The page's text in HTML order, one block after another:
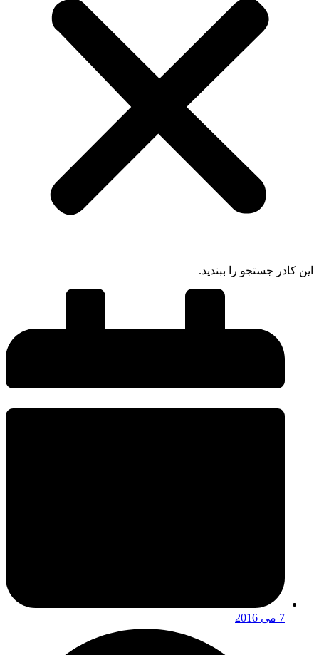
این کادر جستجو را ببندید.
7 می 2016